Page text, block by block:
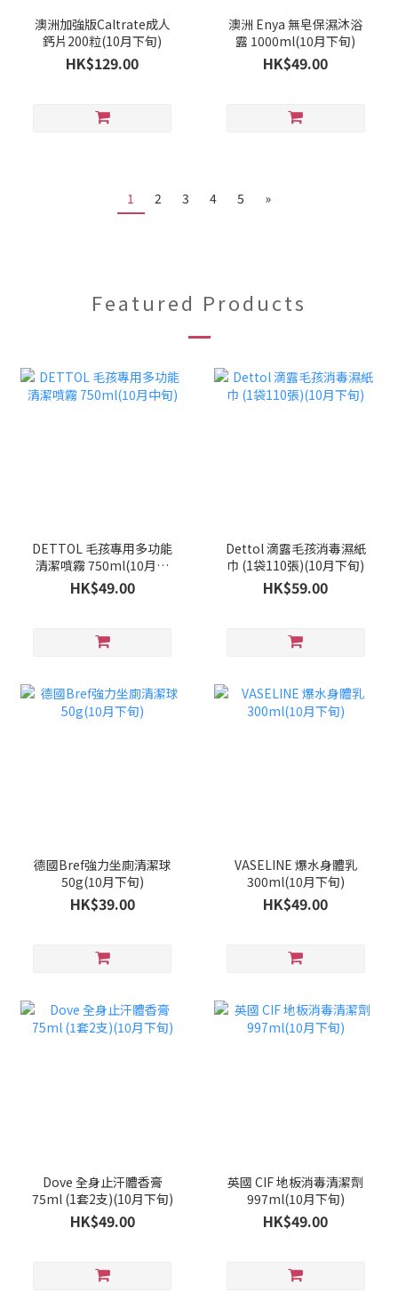
澳洲加強版Caltrate成人
鈣片200粒(10月下旬)
HK$129.00
澳洲 Enya 無皂保濕沐浴
露 1000ml(10月下旬)
HK$49.00
1 2 3 4 5 »
Featured Products
DETTOL 毛孩專用多功能
清潔噴霧 750ml(10月中
旬)
HK$49.00
Dettol 滴露毛孩消毒濕紙
巾 (1袋110張)(10月下旬)
HK$59.00
德國Bref強力坐廁清潔球
50g(10月下旬)
HK$39.00
VASELINE 爆水身體乳
300ml(10月下旬)
HK$49.00
Dove 全身止汗體香膏
75ml (1套2支)(10月下旬)
HK$49.00
英國 CIF 地板消毒清潔劑
997ml(10月下旬)
HK$49.00